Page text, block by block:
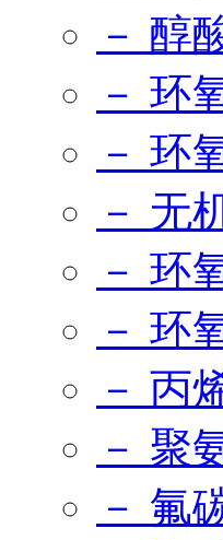
－ 醇
－ 环
－ 环
－ 无
－ 环
－ 环
－ 丙
－ 聚
－ 氟